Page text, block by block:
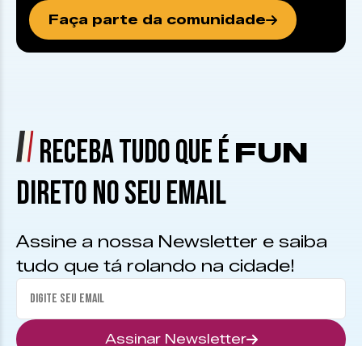
Faça parte da comunidade
RECEBA TUDO QUE É FUN
DIRETO NO SEU EMAIL
Assine a nossa Newsletter e saiba
tudo que tá rolando na cidade!
Assinar Newsletter